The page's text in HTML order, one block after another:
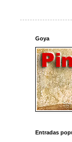
Goya
Entradas